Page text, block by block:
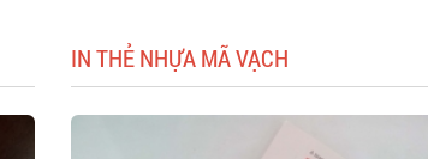
IN THẺ NHỰA MÃ VẠCH